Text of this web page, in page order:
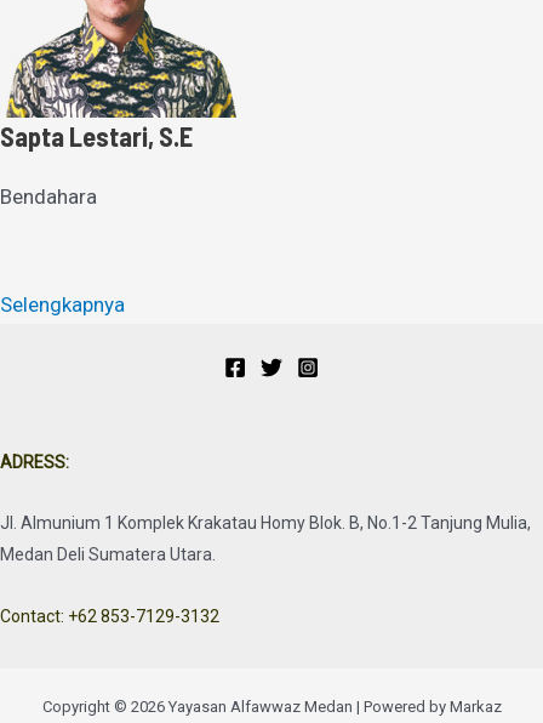
Sapta Lestari, S.E
Bendahara
Selengkapnya
ADRESS:
Jl. Almunium 1 Komplek Krakatau Homy Blok. B, No.1-2 Tanjung Mulia,
Medan Deli Sumatera Utara.
Contact: +62 853-7129-3132
Copyright © 2026 Yayasan Alfawwaz Medan | Powered by Markaz